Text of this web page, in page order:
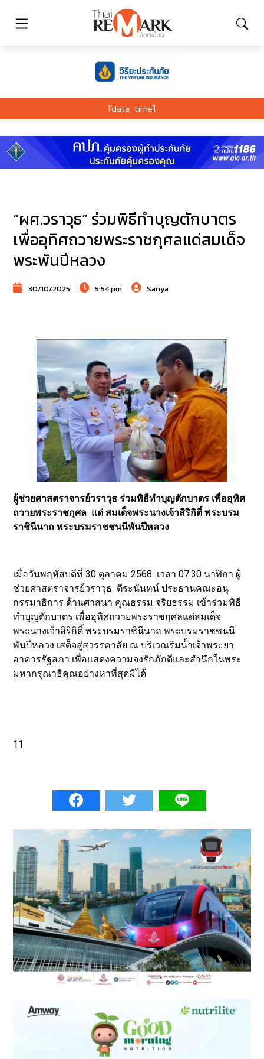
[date_time]
“ผศ.วราวุธ” ร่วมพิธีทำบุญตักบาตร
เพื่ออุทิศถวายพระราชกุศลแด่สมเด็จ
พระพันปีหลวง
30/10/2025 5:54 pm Sanya
ผู้ช่วยศาสตราจารย์วราวุธ ร่วมพิธีทำบุญตักบาตร เพื่ออุทิศ
ถวายพระราชกุศล แด่ สมเด็จพระนางเจ้าสิริกิติ์ พระบรม
ราชินีนาถ พระบรมราชชนนีพันปีหลวง
เมื่อวันพฤหัสบดีที่ 30 ตุลาคม 2568 เวลา 07.30 นาฬิกา ผู้
ช่วยศาสตราจารย์วราวุธ ตีระนันทน์ ประธานคณะอนุ
กรรมาธิการ ด้านศาสนา คุณธรรม จริยธรรม เข้าร่วมพิธี
ทำบุญตักบาตร เพื่ออุทิศถวายพระราชกุศลแด่สมเด็จ
พระนางเจ้าสิริกิติ์ พระบรมราชินีนาถ พระบรมราชชนนี
พันปีหลวง เสด็จสู่สวรรคาลัย ณ บริเวณริมน้ำเจ้าพระยา
อาคารรัฐสภา เพื่อแสดงความจงรักภักดีและสำนึกในพระ
มหากรุณาธิคุณอย่างหาที่สุดมิได้
11